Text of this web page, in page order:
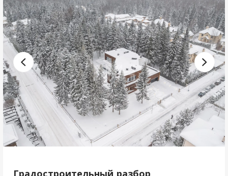
Градостроительный разбор